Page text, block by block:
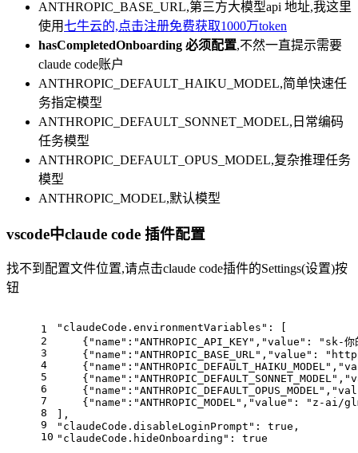
ANTHROPIC_BASE_URL,第三方大模型api 地址,我这里
使用七牛云的,点击注册免费获取1000万token
hasCompletedOnboarding 必须配置,不然一直提示需要
claude code账户
ANTHROPIC_DEFAULT_HAIKU_MODEL,简单快速任
务指定模型
ANTHROPIC_DEFAULT_SONNET_MODEL,日常编码
任务模型
ANTHROPIC_DEFAULT_OPUS_MODEL,复杂推理任务
模型
ANTHROPIC_MODEL,默认模型
vscode中claude code 插件配置
找不到配置文件位置,请点击claude code插件的Settings(设置)按
钮
1
2
3
4
5
6
7
8
9
10
"claudeCode.environmentVariables" : [
    {
"name" : "ANTHROPIC_API_KEY" , "value" :
"sk-
    {
"name" : "ANTHROPIC_BASE_URL" , "value" :
    {
"name" : "ANTHROPIC_DEFAULT_HAIKU_MODEL" ,
    {
"name" : "ANTHROPIC_DEFAULT_SONNET_MODEL" ,
    {
"name" : "ANTHROPIC_DEFAULT_OPUS_MODEL" ,
    {
"name" : "ANTHROPIC_MODEL" , "value" :
"z-ai/
],
"claudeCode.disableLoginPrompt" : true ,
"claudeCode.hideOnboarding" : true